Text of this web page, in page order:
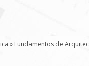
» Fundamentos de